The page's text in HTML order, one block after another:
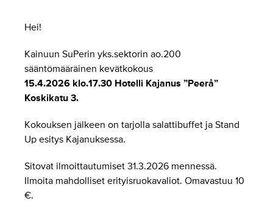
Hei!
Kainuun SuPerin yks.sektorin ao.200
sääntömääräinen kevätkokous
15.4.2026 klo.17.30 Hotelli Kajanus ”Peerå”
Koskikatu 3.
Kokouksen jälkeen on tarjolla salattibuffet ja Stand
Up esitys Kajanuksessa.
Sitovat ilmoittautumiset 31.3.2026 mennessä.
Ilmoita mahdolliset erityisruokavaliot. Omavastuu 10
€.